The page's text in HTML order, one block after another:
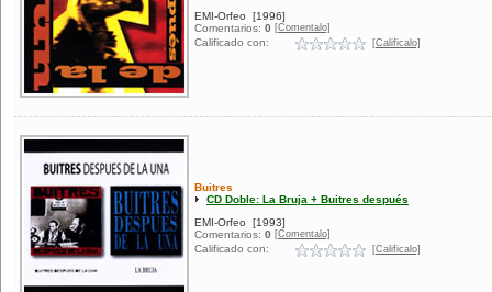
EMI-Orfeo
[1996]
Comentarios: 0 [Comentalo]
Calificado con: [Calificalo]
Buitres
CD Doble: La Bruja + Buitres después
EMI-Orfeo
[1993]
Comentarios: 0 [Comentalo]
Calificado con: [Calificalo]